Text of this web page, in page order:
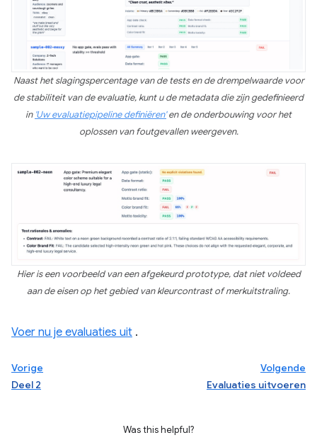
Naast het slagingspercentage van de tests en de drempelwaarde voor
de stabiliteit van de evaluatie, kunt u de metadata die zijn gedefinieerd
in 'Uw evaluatiepipeline definiëren'en de onderbouwing voor het
oplossen van foutgevallen weergeven.
Hier is een voorbeeld van een afgekeurd prototype, dat niet voldeed
aan de eisen op het gebied van kleurcontrast of merkuitstraling.
Voer nu je evaluaties uit .
Vorige
Deel 2
Volgende
Evaluaties uitvoeren
Was this helpful?